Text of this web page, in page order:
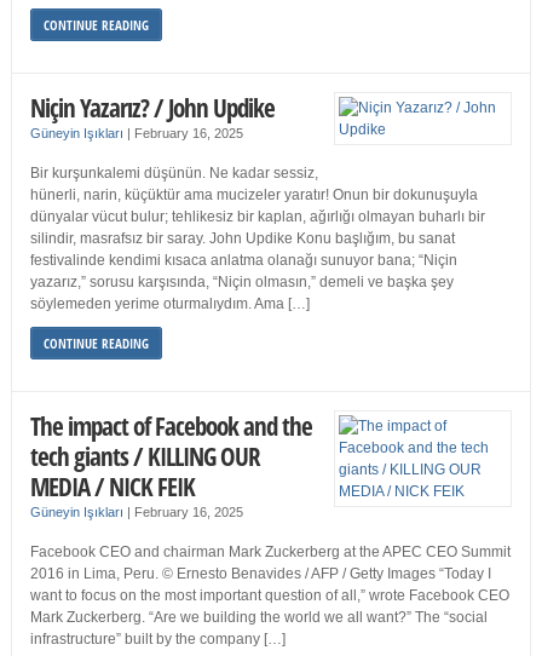
CONTINUE READING
Niçin Yazarız? / John Updike
Güneyin Işıkları | February 16, 2025
Bir kurşunkalemi düşünün. Ne kadar sessiz,
hünerli, narin, küçüktür ama mucizeler yaratır! Onun bir dokunuşuyla
dünyalar vücut bulur; tehlikesiz bir kaplan, ağırlığı olmayan buharlı bir
silindir, masrafsız bir saray. John Updike Konu başlığım, bu sanat
festivalinde kendimi kısaca anlatma olanağı sunuyor bana; “Niçin
yazarız,” sorusu karşısında, “Niçin olmasın,” demeli ve başka şey
söylemeden yerime oturmalıydım. Ama […]
CONTINUE READING
The impact of Facebook and the
tech giants / KILLING OUR
MEDIA / NICK FEIK
Güneyin Işıkları | February 16, 2025
Facebook CEO and chairman Mark Zuckerberg at the APEC CEO Summit
2016 in Lima, Peru. © Ernesto Benavides / AFP / Getty Images “Today I
want to focus on the most important question of all,” wrote Facebook CEO
Mark Zuckerberg. “Are we building the world we all want?” The “social
infrastructure” built by the company […]